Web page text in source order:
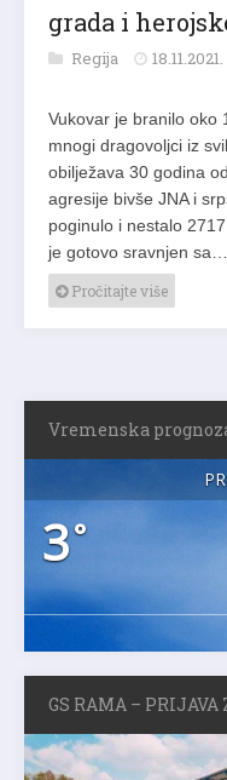
grada i
Regija
Vukovar je branilo oko
mnogi dragovoljci iz
obilježava 30 godina
agresije bivše JNA i
poginulo i nestalo
je gotovo sravnjen sa…
Pročitajte više
Vremenska
3°
GS RAMA – PRIJAVA